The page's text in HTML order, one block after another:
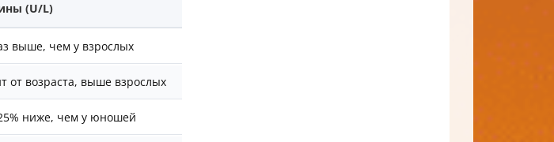
(U/L)
выше, чем у взрослых
от возраста, выше взрослых
ниже, чем у юношей